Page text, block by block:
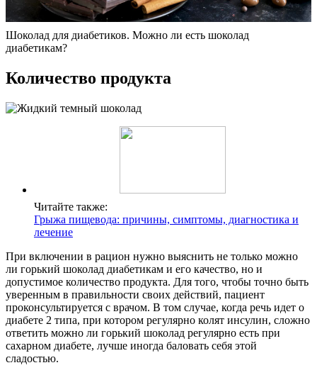
Шоколад для диабетиков. Можно ли есть шоколад
диабетикам?
Количество продукта
Читайте также:
Грыжа пищевода: причины, симптомы, диагностика и
лечение
При включении в рацион нужно выяснить не только можно
ли горький шоколад диабетикам и его качество, но и
допустимое количество продукта. Для того, чтобы точно быть
уверенным в правильности своих действий, пациент
проконсультируется с врачом. В том случае, когда речь идет о
диабете 2 типа, при котором регулярно колят инсулин, сложно
ответить можно ли горький шоколад регулярно есть при
сахарном диабете, лучше иногда баловать себя этой
сладостью.